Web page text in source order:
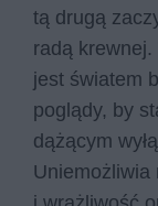
tą drugą
radą
jest światem
poglądy, by
dążącym
Uniemożliwia